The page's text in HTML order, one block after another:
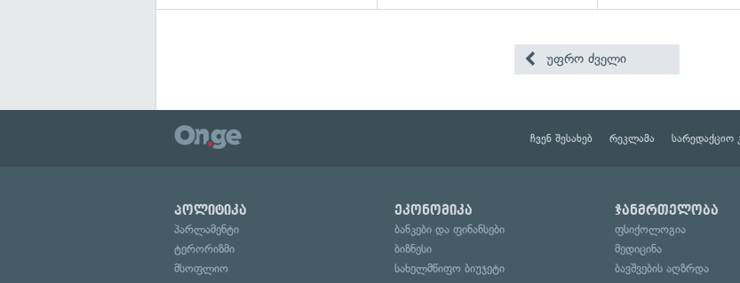
უფრო ძველი
ჩვენ შესახებ რეკლამა სარედაქციო
პოლიტიკა
პარლამენტი
ტერორიზმი
მსოფლიო
ეკონომიკა
ბანკები და ფინანსები
ბიზნესი
სახელმწიფო ბიუჯეტი
ჯანმრთელობა
ფსიქოლოგია
მედიცინა
ბავშვების აღზრდა